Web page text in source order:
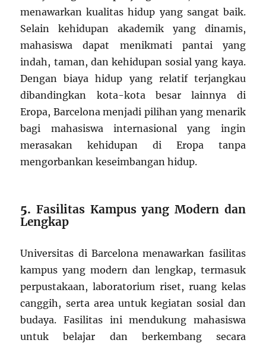
menawarkan kualitas hidup yang sangat baik.
Selain kehidupan akademik yang dinamis,
mahasiswa dapat menikmati pantai yang
indah, taman, dan kehidupan sosial yang kaya.
Dengan biaya hidup yang relatif terjangkau
dibandingkan kota-kota besar lainnya di
Eropa, Barcelona menjadi pilihan yang menarik
bagi mahasiswa internasional yang ingin
merasakan kehidupan di Eropa tanpa
mengorbankan keseimbangan hidup.
5.Fasilitas Kampus yang Modern dan
Lengkap
Universitas di Barcelona menawarkan fasilitas
kampus yang modern dan lengkap, termasuk
perpustakaan, laboratorium riset, ruang kelas
canggih, serta area untuk kegiatan sosial dan
budaya. Fasilitas ini mendukung mahasiswa
untuk belajar dan berkembang secara